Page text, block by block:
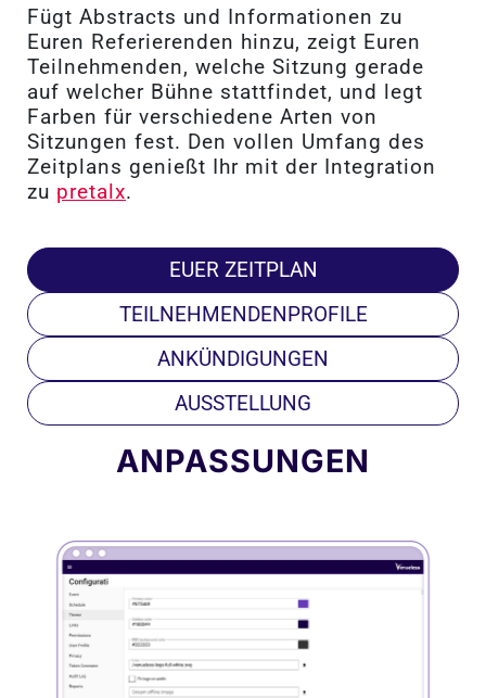
Fügt Abstracts und Informationen zu
Euren Referierenden hinzu, zeigt Euren
Teilnehmenden, welche Sitzung gerade
auf welcher Bühne stattfindet, und legt
Farben für verschiedene Arten von
Sitzungen fest. Den vollen Umfang des
Zeitplans genießt Ihr mit der Integration
zu pretalx.
EUER ZEITPLAN
TEILNEHMENDENPROFILE
ANKÜNDIGUNGEN
AUSSTELLUNG
ANPASSUNGEN